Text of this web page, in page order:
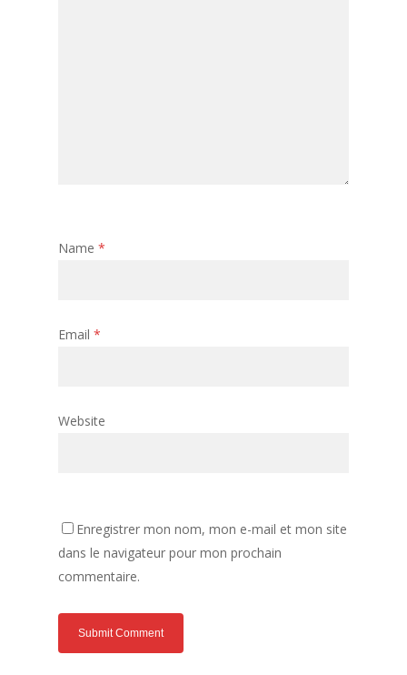
Name *
Email *
Website
Enregistrer mon nom, mon e-mail et mon site
dans le navigateur pour mon prochain
commentaire.